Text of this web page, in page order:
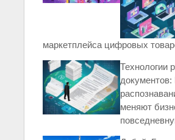
маркетплейса цифровых
Технологии
меняют